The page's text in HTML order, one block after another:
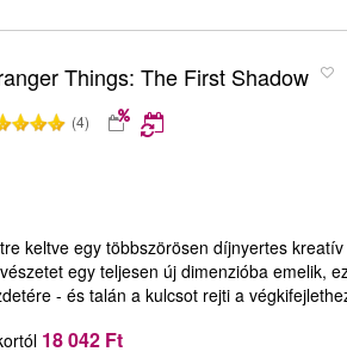
Things: The First Shadow
(4)
keltve egy többszörösen díjnyertes
egy teljesen új dimenzióba emelik,
- és talán a kulcsot rejti a
18 042 Ft